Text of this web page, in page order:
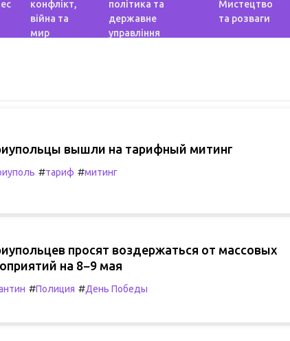
конфлікт,
війна та
мир
політика та
державне
управління
Мистецтво
та розваги
вышли на тарифный митинг
#тариф #митинг
просят воздержаться от массовых
на 8−9 мая
#Полиция #День Победы